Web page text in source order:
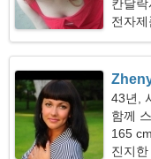
칸달
전자제
43년,
함께
165
진지한